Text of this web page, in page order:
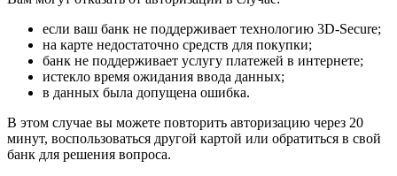
если ваш банк не поддерживает технологию 3D-Secure;
на карте недостаточно средств для покупки;
банк не поддерживает услугу платежей в интернете;
истекло время ожидания ввода данных;
в данных была допущена ошибка.
В этом случае вы можете повторить авторизацию через 20
минут, воспользоваться другой картой или обратиться в свой
банк для решения вопроса.